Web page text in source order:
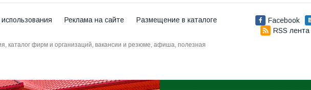
Реклама на сайте Размещение в каталоге
каталог фирм и организаций, вакансии и резюме, афиша, полезная
Facebook
RSS лента